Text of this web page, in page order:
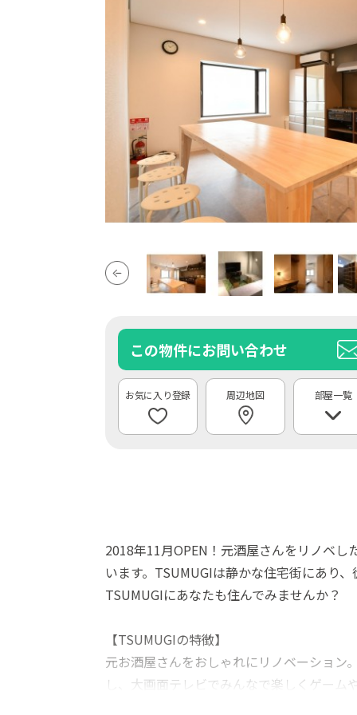
この物件にお問い合わせ
周辺地図 部屋一覧
2018年11月OPEN！元酒屋さんをリノベ
います。TSUMUGIは静かな住宅街にあり
TSUMUGIにあなたも住んでみませんか？
【TSUMUGIの特徴】
元お酒屋さんをおしゃれにリノベーション
し、大画面テレビでみんなで楽しくゲー